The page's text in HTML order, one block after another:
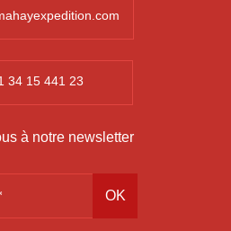
34 15 441 23
à notre newsletter